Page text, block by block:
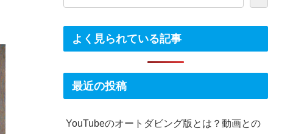
よく見られている記事
最近の投稿
YouTubeのオートダビング版とは？動画との